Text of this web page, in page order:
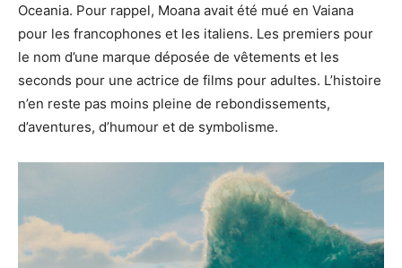
Oceania. Pour rappel, Moana avait été mué en Vaiana
pour les francophones et les italiens. Les premiers pour
le nom d’une marque déposée de vêtements et les
seconds pour une actrice de films pour adultes. L’histoire
n’en reste pas moins pleine de rebondissements,
d’aventures, d’humour et de symbolisme.